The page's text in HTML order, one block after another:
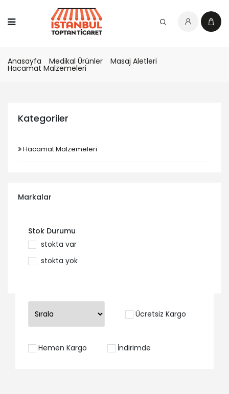
Anasayfa Medikal Ürünler Masaj Aletleri
Hacamat Malzemeleri
Kategoriler
Hacamat Malzemeleri
Markalar
Stok Durumu
stokta var
stokta yok
Ücretsiz Kargo
Hemen Kargo İndirimde